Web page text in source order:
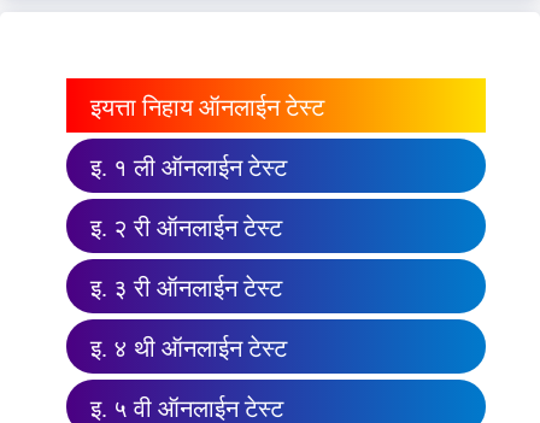
इयत्ता निहाय ऑनलाईन टेस्ट
इ. १ ली ऑनलाईन टेस्ट
इ. २ री ऑनलाईन टेस्ट
इ. ३ री ऑनलाईन टेस्ट
इ. ४ थी ऑनलाईन टेस्ट
इ. ५ वी ऑनलाईन टेस्ट